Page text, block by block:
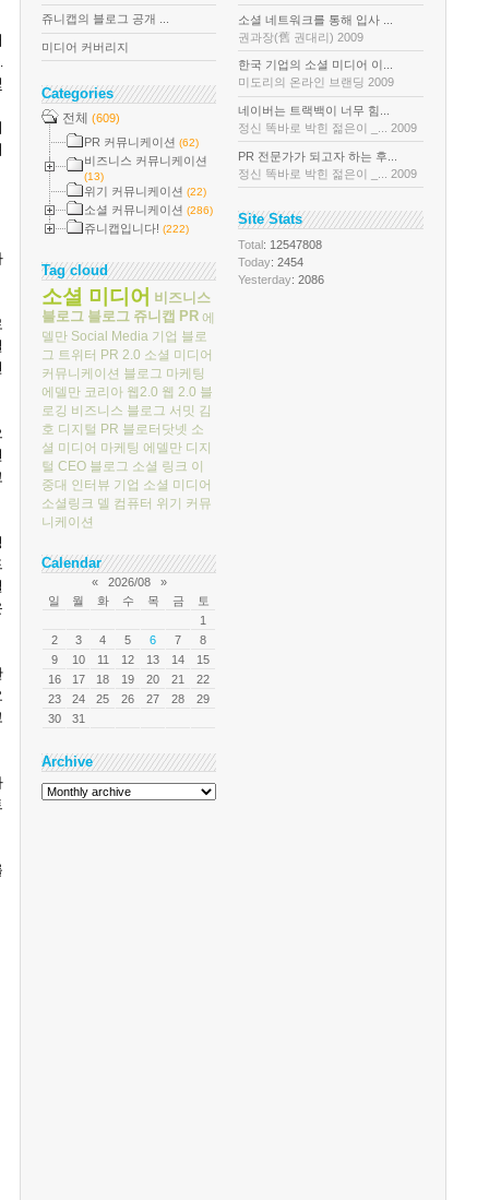
쥬니캡의 블로그 공개 ...
미디어 커버리지
Categories
전체 (609)
PR 커뮤니케이션 (62)
비즈니스 커뮤니케이션
(13)
위기 커뮤니케이션 (22)
소셜 커뮤니케이션 (286)
쥬니캡입니다! (222)
Tag cloud
소셜 미디어 비즈니스
블로그 블로그 쥬니캡 PR 에
델만 Social Media 기업 블로
그 트위터 PR 2.0 소셜 미디어
커뮤니케이션 블로그 마케팅
에델만 코리아 웹2.0 웹 2.0 블
로깅 비즈니스 블로그 서밋 김
호 디지털 PR 블로터닷넷 소
셜 미디어 마케팅 에델만 디지
털 CEO 블로그 소셜 링크 이
중대 인터뷰 기업 소셜 미디어
소셜링크 델 컴퓨터 위기 커뮤
니케이션
Calendar
« 2026/08
»
일
월 화 수 목 금
토
1
2
3 4 5 6 7
8
9
10 11 12 13 14
15
16
17 18 19 20 21
22
23
24 25 26 27 28
29
30
31
Archive
소셜 네트워크를 통해 입사 ...
권과장(舊 권대리) 2009
한국 기업의 소셜 미디어 이...
미도리의 온라인 브랜딩 2009
네이버는 트랙백이 너무 힘...
정신 똑바로 박힌 젊은이 _... 2009
PR 전문가가 되고자 하는 후...
정신 똑바로 박힌 젊은이 _... 2009
Site Stats
Total: 12547808
Today: 2454
Yesterday: 2086